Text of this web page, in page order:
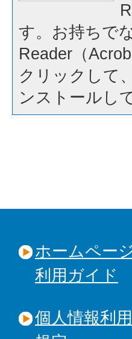
す。お持ちで
Reader（
クリックして
ンストールし
ホームペー
利用ガイド
個人情報利用